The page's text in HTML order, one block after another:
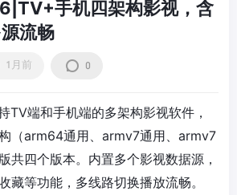
手机四架构影视，含
流畅
1月前 0
TV端和手机端的多架构影视软件，
（arm64通用、armv7通用、armv7
共四个版本。内置多个影视数据源，
藏等功能，多线路切换播放流畅。